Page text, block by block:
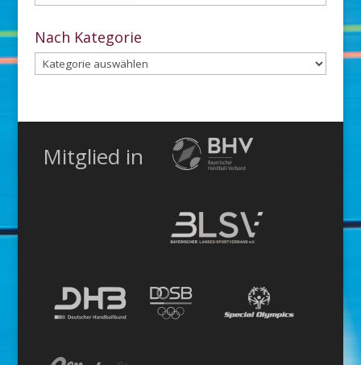
dem
Archiv
Nach Kategorie
Nach
Kategorie
Mitglied in